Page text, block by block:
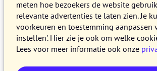
meten hoe bezoekers de website
relevante advertenties te laten zien. Je
voorkeuren en toestemming aanpassen
instellen'. Hier zie je ook om welke
Lees voor meer informatie ook onze